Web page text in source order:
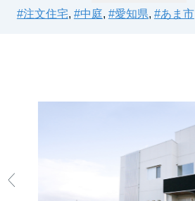
#注文住宅, #中庭, #愛知県, #あま市